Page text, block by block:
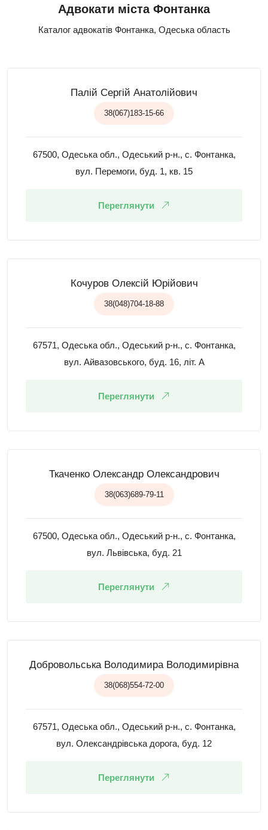
Адвокати міста Фонтанка
Каталог адвокатів Фонтанка, Одеська область
Палій Сергій Анатолійович
38(067)183-15-66
67500, Одеська обл., Одеський р-н., с. Фонтанка,
вул. Перемоги, буд. 1, кв. 15
Переглянути
Кочуров Олексій Юрійович
38(048)704-18-88
67571, Одеська обл., Одеський р-н., с. Фонтанка,
вул. Айвазовського, буд. 16, літ. А
Переглянути
Ткаченко Олександр Олександрович
38(063)689-79-11
67500, Одеська обл., Одеський р-н., с. Фонтанка,
вул. Львівська, буд. 21
Переглянути
Добровольська Володимира Володимирівна
38(068)554-72-00
67571, Одеська обл., Одеський р-н., с. Фонтанка,
вул. Олександрівська дорога, буд. 12
Переглянути